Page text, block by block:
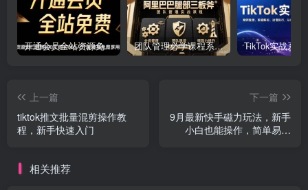
开通会员全站资源免费下载 开通VIP会员 HY资源库 团队管理必学课程系列，阿里巴巴“腿部三板斧”
上一篇
tiktok推文批量混剪操作教
程，新手快速入门
下一篇
9月最新快手磁力玩法，新手
小白也能操作，简单易上
相关推荐